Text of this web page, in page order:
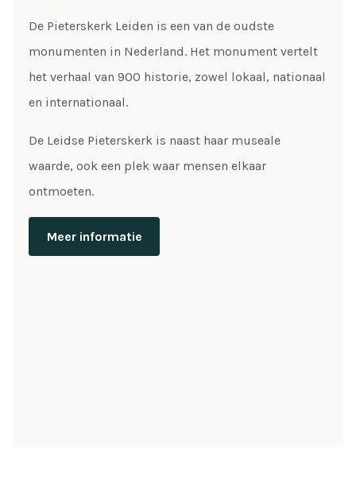
De Pieterskerk Leiden is een van de oudste
monumenten in Nederland. Het monument vertelt
het verhaal van 900 historie, zowel lokaal, nationaal
en internationaal.
De Leidse Pieterskerk is naast haar museale
waarde, ook een plek waar mensen elkaar
ontmoeten.
Meer informatie